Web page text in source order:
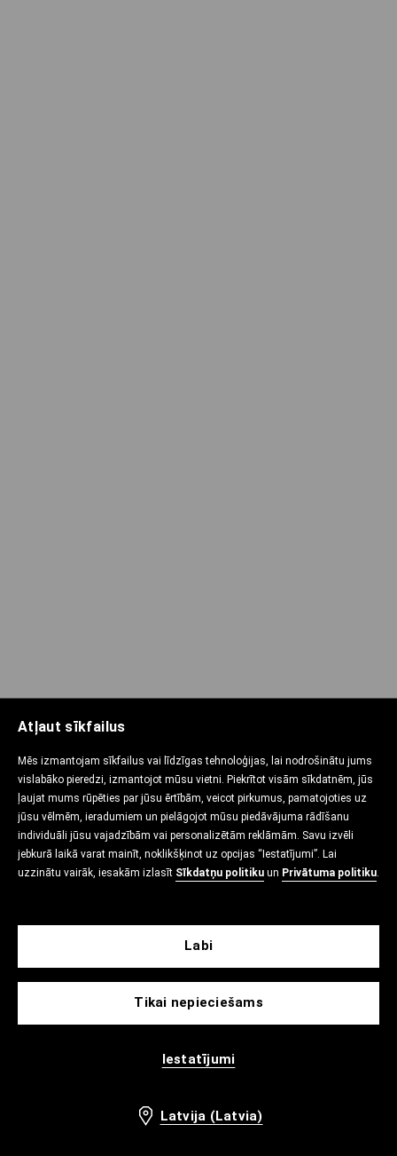
Atļaut sīkfailus
Mēs izmantojam sīkfailus vai līdzīgas tehnoloģijas, lai nodrošinātu jums
vislabāko pieredzi, izmantojot mūsu vietni. Piekrītot visām sīkdatnēm, jūs
ļaujat mums rūpēties par jūsu ērtībām, veicot pirkumus, pamatojoties uz
jūsu vēlmēm, ieradumiem un pielāgojot mūsu piedāvājuma rādīšanu
individuāli jūsu vajadzībām vai personalizētām reklāmām. Savu izvēli
jebkurā laikā varat mainīt, noklikšķinot uz opcijas “Iestatījumi”. Lai
uzzinātu vairāk, iesakām izlasīt Sīkdatņu politiku un Privātuma politiku.
Tikai nepieciešams
Iestatījumi
Labi
Latvija (Latvia)